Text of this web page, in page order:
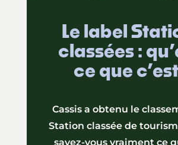
Le label
classées :
ce que
Cassis a obtenu le
Station classée de
savez-vous vraiment ce